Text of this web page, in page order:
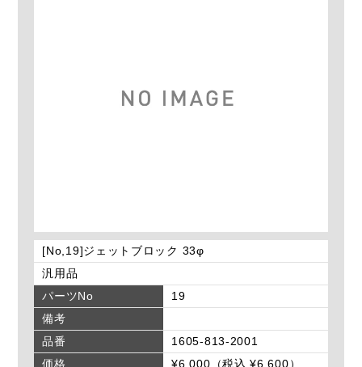
[No,19]ジェットブロック 33φ
汎用品
パーツNo
19
備考
品番
1605-813-2001
価格
¥6,000（税込 ¥6,600）